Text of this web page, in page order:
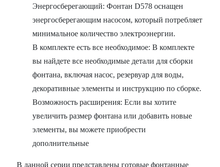
Энергосберегающий: Фонтан D578 оснащен
энергосберегающим насосом, который потребляет
минимальное количество электроэнергии.
В комплекте есть все необходимое: В комплекте
вы найдете все необходимые детали для сборки
фонтана, включая насос, резервуар для воды,
декоративные элементы и инструкцию по сборке.
Возможность расширения: Если вы хотите
увеличить размер фонтана или добавить новые
элементы, вы можете приобрести
дополнительные
В данной серии представлены готовые фонтанные